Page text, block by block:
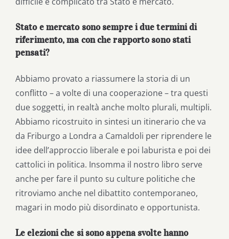
Stato e mercato sono sempre i due termini di
riferimento, ma con che rapporto sono stati
pensati?
Abbiamo provato a riassumere la storia di un
conflitto – a volte di una cooperazione – tra questi
due soggetti, in realtà anche molto plurali, multipli.
Abbiamo ricostruito in sintesi un itinerario che va
da Friburgo a Londra a Camaldoli per riprendere le
idee dell’approccio liberale e poi laburista e poi dei
cattolici in politica. Insomma il nostro libro serve
anche per fare il punto su culture politiche che
ritroviamo anche nel dibattito contemporaneo,
magari in modo più disordinato e opportunista.
Le elezioni che si sono appena svolte hanno